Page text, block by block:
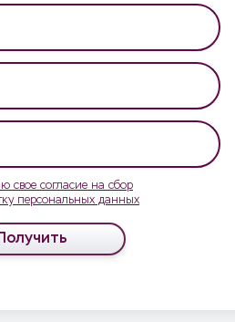
свое согласие на сбор
персональных данных
Получить